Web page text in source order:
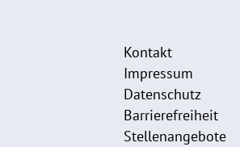
Kontakt
Impressum
Datenschutz
Barrierefreiheit
Stellenangebote